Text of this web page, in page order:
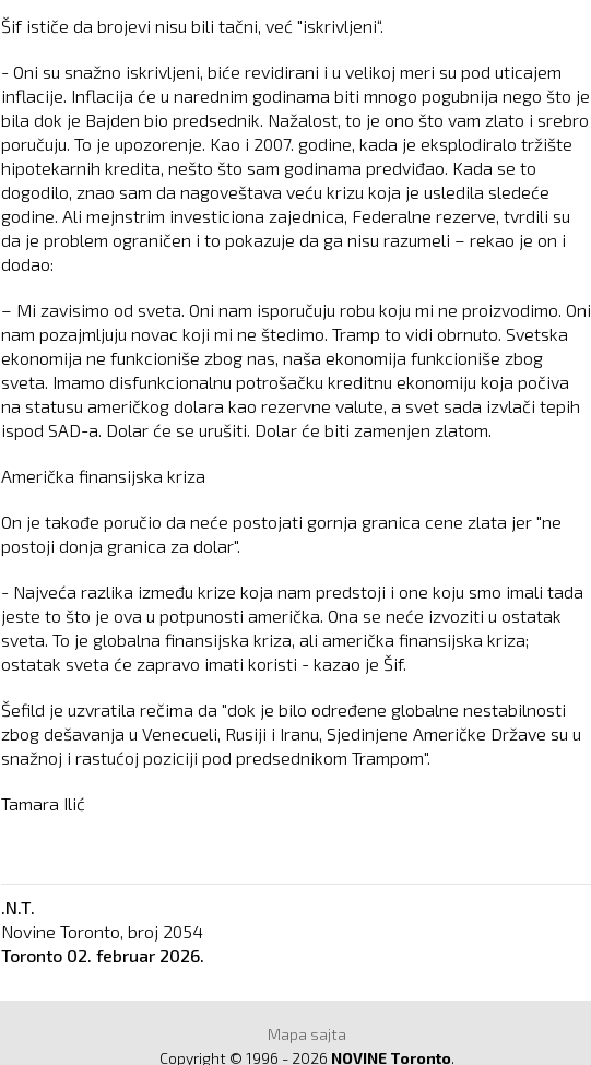
Šif ističe da brojevi nisu bili tačni, već "iskrivljeni“.
- Oni su snažno iskrivljeni, biće revidirani i u velikoj meri su pod uticajem
inflacije. Inflacija će u narednim godinama biti mnogo pogubnija nego što je
bila dok je Bajden bio predsednik. Nažalost, to je ono što vam zlato i srebro
poručuju. To je upozorenje. Kao i 2007. godine, kada je eksplodiralo tržište
hipotekarnih kredita, nešto što sam godinama predviđao. Kada se to
dogodilo, znao sam da nagoveštava veću krizu koja je usledila sledeće
godine. Ali mejnstrim investiciona zajednica, Federalne rezerve, tvrdili su
da je problem ograničen i to pokazuje da ga nisu razumeli – rekao je on i
dodao:
– Mi zavisimo od sveta. Oni nam isporučuju robu koju mi ne proizvodimo. Oni
nam pozajmljuju novac koji mi ne štedimo. Tramp to vidi obrnuto. Svetska
ekonomija ne funkcioniše zbog nas, naša ekonomija funkcioniše zbog
sveta. Imamo disfunkcionalnu potrošačku kreditnu ekonomiju koja počiva
na statusu američkog dolara kao rezervne valute, a svet sada izvlači tepih
ispod SAD-a. Dolar će se urušiti. Dolar će biti zamenjen zlatom.
Američka finansijska kriza
On je takođe poručio da neće postojati gornja granica cene zlata jer "ne
postoji donja granica za dolar".
- Najveća razlika između krize koja nam predstoji i one koju smo imali tada
jeste to što je ova u potpunosti američka. Ona se neće izvoziti u ostatak
sveta. To je globalna finansijska kriza, ali američka finansijska kriza;
ostatak sveta će zapravo imati koristi - kazao je Šif.
Šefild je uzvratila rečima da "dok je bilo određene globalne nestabilnosti
zbog dešavanja u Venecueli, Rusiji i Iranu, Sjedinjene Američke Države su u
snažnoj i rastućoj poziciji pod predsednikom Trampom".
Tamara Ilić
.N.T.
Novine Toronto, broj 2054
Toronto 02. februar 2026.
Mapa sajta
Copyright © 1996 - 2026 NOVINE Toronto.